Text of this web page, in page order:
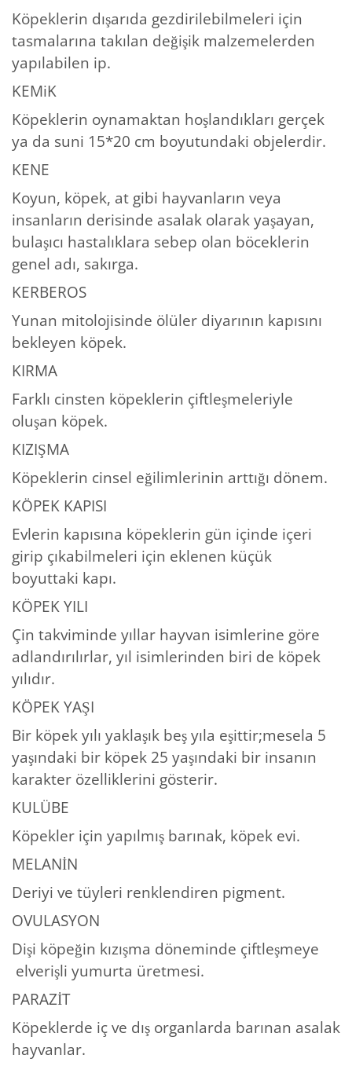
Köpeklerin dışarıda gezdirilebilmeleri için
tasmalarına takılan değişik malzemelerden
yapılabilen ip.
KEMiK
Köpeklerin oynamaktan hoşlandıkları gerçek
ya da suni 15*20 cm boyutundaki objelerdir.
KENE
Koyun, köpek, at gibi hayvanların veya
insanların derisinde asalak olarak yaşayan,
bulaşıcı hastalıklara sebep olan böceklerin
genel adı, sakırga.
KERBEROS
Yunan mitolojisinde ölüler diyarının kapısını
bekleyen köpek.
KIRMA
Farklı cinsten köpeklerin çiftleşmeleriyle
oluşan köpek.
KIZIŞMA
Köpeklerin cinsel eğilimlerinin arttığı dönem.
KÖPEK KAPISI
Evlerin kapısına köpeklerin gün içinde içeri
girip çıkabilmeleri için eklenen küçük
boyuttaki kapı.
KÖPEK YILI
Çin takviminde yıllar hayvan isimlerine göre
adlandırılırlar, yıl isimlerinden biri de köpek
yılıdır.
KÖPEK YAŞI
Bir köpek yılı yaklaşık beş yıla eşittir;mesela 5
yaşındaki bir köpek 25 yaşındaki bir insanın
karakter özelliklerini gösterir.
KULÜBE
Köpekler için yapılmış barınak, köpek evi.
MELANİN
Deriyi ve tüyleri renklendiren pigment.
OVULASYON
Dişi köpeğin kızışma döneminde çiftleşmeye
elverişli yumurta üretmesi.
PARAZİT
Köpeklerde iç ve dış organlarda barınan asalak
hayvanlar.